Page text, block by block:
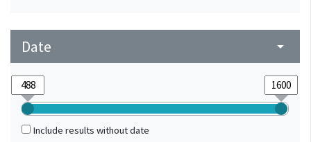
Date arrow_drop_down
Include results without date